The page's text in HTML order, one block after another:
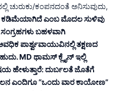
ಚುರುಕು/ಕಂಪನದಂತೆ ಅನಿಸುವುದು,
ಕಡಿಮೆಯಾಗಿದೆ ಎಂಬ ಮೊದಲ ಸುಳಿವು
ಬಹಳವಾಗಿ
ಪಾರ್ಶ್ವವಾಯುವಿನಲ್ಲಿ ತಕ್ಷಣದ
MD ಥಾಮಸ್ ಕ್ಲೈನ್ ಇಲ್ಲಿ
ಹೇಳುತ್ತಾರೆ: ದುರ್ಬಲತೆ ಜೊತೆಗೆ
ಎಂದಿಗೂ “ಒಂದು ವಾರ ಕಾಯೋಣ”